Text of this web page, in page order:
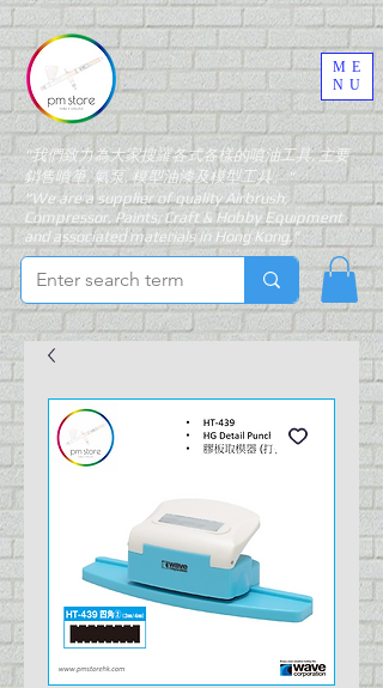
"我們致力為大家搜羅各式各樣的噴油工具, 主要
銷售噴筆, 氣泵, 模型油漆及模型工具。"
"We are a supplier of quality Airbrush,
Compressor, Paints, Craft & Hobby Equipment
and associated materials in Hong Kong."
ME
NU